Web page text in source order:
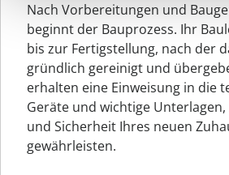
Nach Vorbereitungen und
beginnt der Bauprozess. Ihr
bis zur Fertigstellung, nach der
gründlich gereinigt und
erhalten eine Einweisung in die
Geräte und wichtige
und Sicherheit Ihres neuen
gewährleisten.